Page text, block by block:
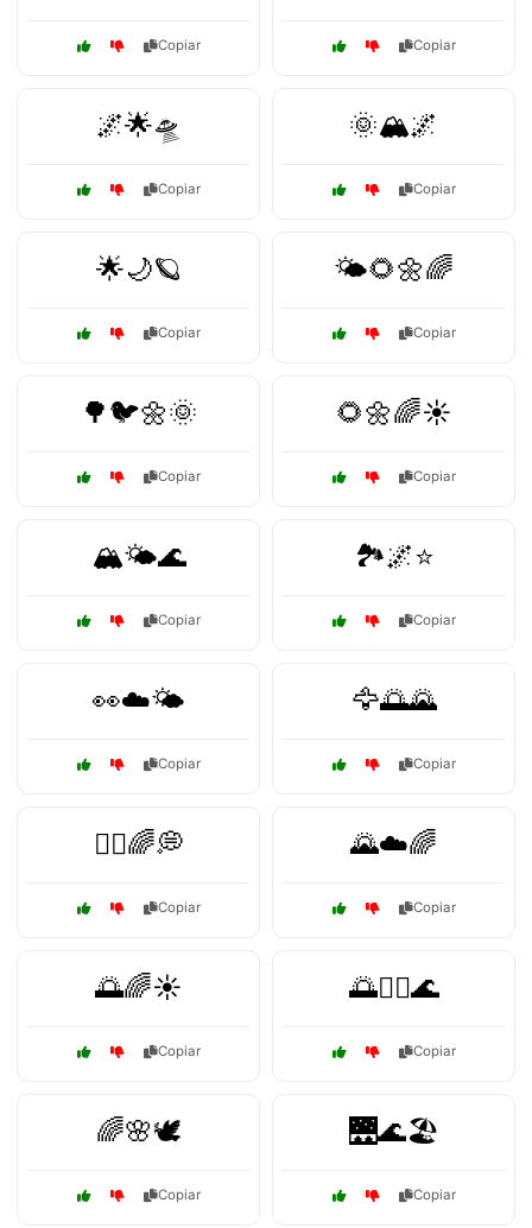
Copiar Copiar
🌌🌟🛸
Copiar
🌞🏔️🌌
Copiar
🌟🌙🪐
Copiar
🌤️🌻🌼🌈
Copiar
🌳🐦🌼🌞
Copiar
🌻🌼🌈☀️
Copiar
🏔️🌤️🌊
Copiar
🏞️🌌⭐
Copiar
👀☁️🌤️
Copiar
🦅🌅🌄
Copiar
🧘‍♀️🌈💭
Copiar
🌄☁️🌈
Copiar
🌅🌈☀️
Copiar
🌅🧘‍♂️🌊
Copiar
🌈🌸🕊️
Copiar
🌉🌊🏖️
Copiar